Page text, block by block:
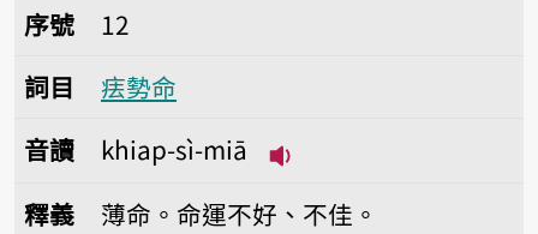
序號12㾀勢命
序號
12
詞目
㾀勢命
音讀
khiap-sì-miā
釋義
薄命。命運不好、不佳。